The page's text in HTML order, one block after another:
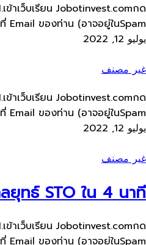
ข้าเว็บ​เรียน Jobotinvest.comกด
ของท่าน​ (อาจอยู่ใน​Spam,...
يوليو 12, 2022
غير مصنف
ข้าเว็บ​เรียน Jobotinvest.comกด
ของท่าน​ (อาจอยู่ใน​Spam,...
يوليو 12, 2022
غير مصنف
ยุทธ์ STO ใน 4 นาที
ข้าเว็บ​เรียน Jobotinvest.comกด
ของท่าน​ (อาจอยู่ใน​Spam,...